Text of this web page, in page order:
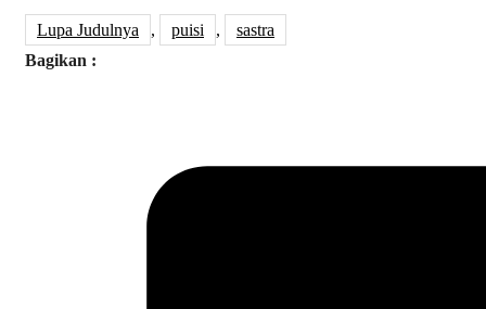
Lupa Judulnya , puisi ,
sastra
Bagikan :